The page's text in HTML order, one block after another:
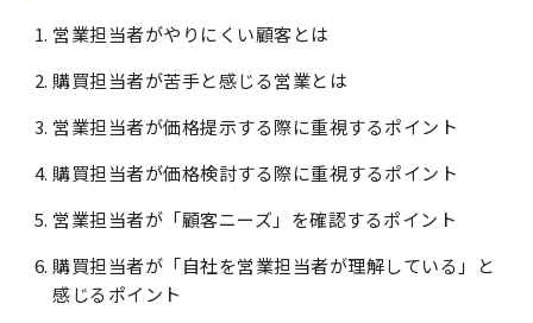
営業担当者がやりにくい顧客とは
購買担当者が苦手と感じる営業とは
営業担当者が価格提示する際に重視するポイント
購買担当者が価格検討する際に重視するポイント
営業担当者が「顧客ニーズ」を確認するポイント
購買担当者が「自社を営業担当者が理解している」と
感じるポイント